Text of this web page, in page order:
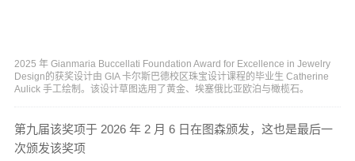
2025 年 Gianmaria Buccellati Foundation Award for Excellence in Jewelry
Design的获奖设计由 GIA 卡尔斯巴德校区珠宝设计课程的毕业生 Catherine
Aulick 手工绘制。该设计草图选用了黄金、埃塞俄比亚欧泊与橄榄石。
第九届该奖项于 2026 年 2 月 6 日在图森颁发，这也是最后一
次颁发该奖项